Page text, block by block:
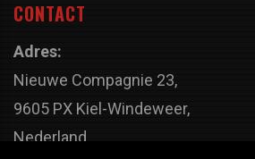
CONTACT
Adres:
Nieuwe Compagnie 23,
9605 PX Kiel-Windeweer,
Nederland